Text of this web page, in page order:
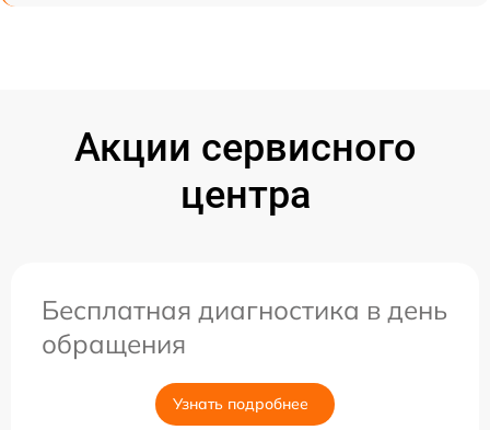
Акции сервисного
центра
Бесплатная диагностика в день
обращения
Узнать подробнее